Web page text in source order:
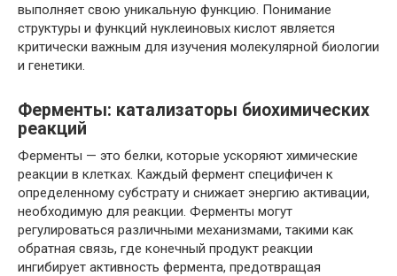
выполняет свою уникальную функцию. Понимание
структуры и функций нуклеиновых кислот является
критически важным для изучения молекулярной биологии
и генетики.
Ферменты: катализаторы биохимических
реакций
Ферменты — это белки, которые ускоряют химические
реакции в клетках. Каждый фермент специфичен к
определенному субстрату и снижает энергию активации,
необходимую для реакции. Ферменты могут
регулироваться различными механизмами, такими как
обратная связь, где конечный продукт реакции
ингибирует активность фермента, предотвращая